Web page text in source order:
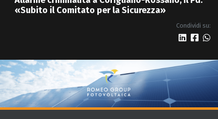
«Subito il Comitato per la Sicurezza»
Condividi su: